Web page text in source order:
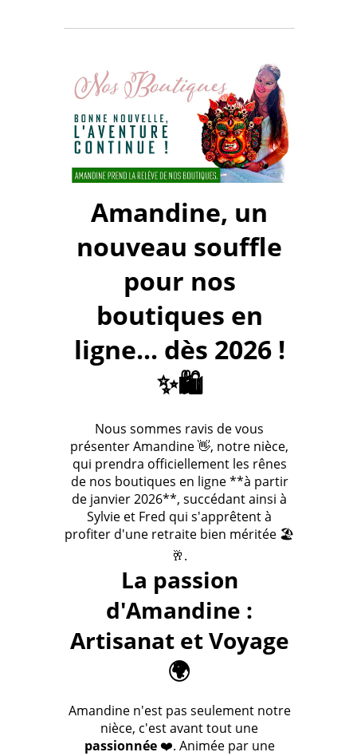
Amandine, un
nouveau souffle
pour nos
boutiques en
ligne... dès 2026 !
✨🛍️
Nous sommes ravis de vous
présenter Amandine 👋, notre nièce,
qui prendra officiellement les rênes
de nos boutiques en ligne **à partir
de janvier 2026**, succédant ainsi à
Sylvie et Fred qui s'apprêtent à
profiter d'une retraite bien méritée 🏖️
🥂.
La passion
d'Amandine :
Artisanat et Voyage
🌍
Amandine n'est pas seulement notre
nièce, c'est avant tout une
passionnée❤️. Animée par une